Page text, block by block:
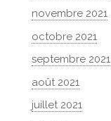
novembre 2021
octobre 2021
septembre 2021
août 2021
juillet 2021